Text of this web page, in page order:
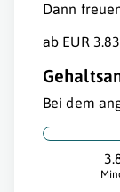
Dann
ab EUR
Bei dem